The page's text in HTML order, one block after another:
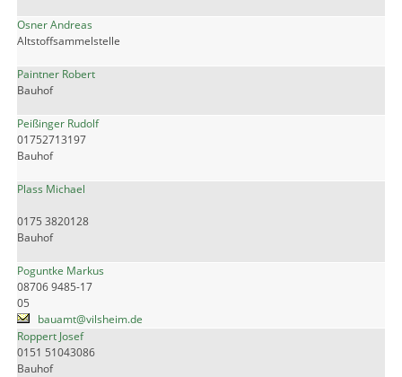
Osner Andreas
Altstoffsammelstelle
Paintner Robert
Bauhof
Peißinger Rudolf
01752713197
Bauhof
Plass Michael
0175 3820128
Bauhof
Poguntke Markus
08706 9485-17
05
bauamt@vilsheim.de
Roppert Josef
0151 51043086
Bauhof